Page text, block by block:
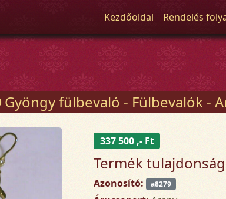
Kezdőoldal Rendelés
Gyöngy fülbevaló - Fülbevalók -
337 500 ,- Ft
Termék
Azonosító: a8279